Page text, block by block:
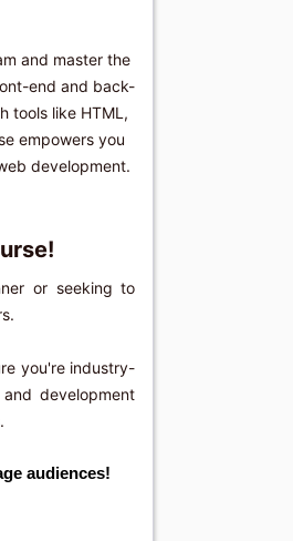
and master the
end and back-
tools like HTML,
empowers you
development.
or seeking to
you're industry-
development
audiences!